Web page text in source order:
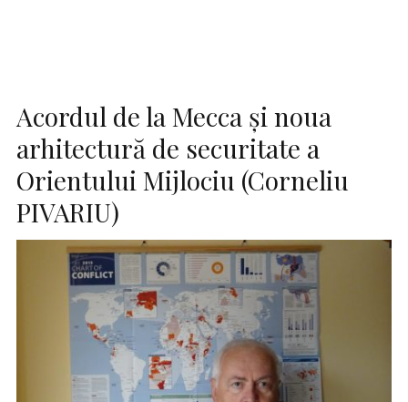
Acordul de la Mecca și noua
arhitectură de securitate a
Orientului Mijlociu (Corneliu
PIVARIU)